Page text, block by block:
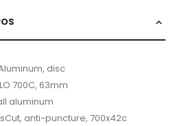
disc
700C, 63mm
aluminum
anti-puncture, 700x42c